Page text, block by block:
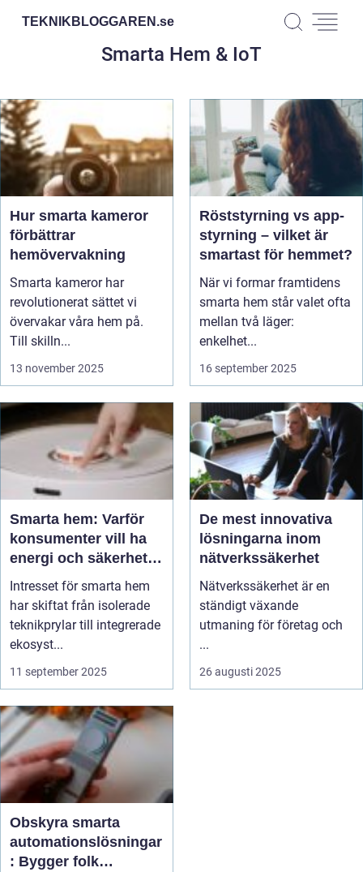
TEKNIKBLOGGAREN.se
Smarta Hem & IoT
Hur smarta kameror
förbättrar
hemövervakning
Smarta kameror har
revolutionerat sättet vi
övervakar våra hem på.
Till skilln...
13 november 2025
Röststyrning vs app-
styrning – vilket är
smartast för hemmet?
När vi formar framtidens
smarta hem står valet ofta
mellan två läger:
enkelhet...
16 september 2025
Smarta hem: Varför
konsumenter vill ha
energi och säkerhet i
ett enda system
Intresset för smarta hem
har skiftat från isolerade
teknikprylar till integrerade
ekosyst...
11 september 2025
De mest innovativa
lösningarna inom
nätverkssäkerhet
Nätverkssäkerhet är en
ständigt växande
utmaning för företag och
...
26 augusti 2025
Obskyra smarta
automationslösningar
: Bygger folk